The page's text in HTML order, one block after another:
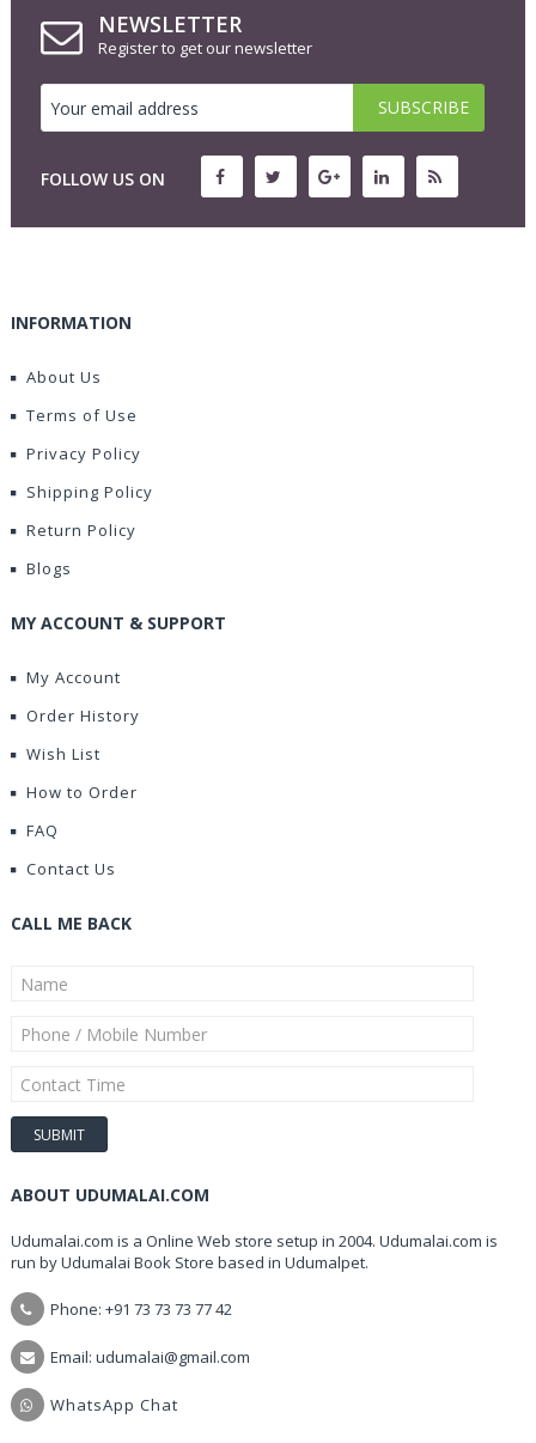
NEWSLETTER
Register to get our newsletter
FOLLOW US ON
INFORMATION
About Us
Terms of Use
Privacy Policy
Shipping Policy
Return Policy
Blogs
MY ACCOUNT & SUPPORT
My Account
Order History
Wish List
How to Order
FAQ
Contact Us
CALL ME BACK
ABOUT UDUMALAI.COM
Udumalai.com is a Online Web store setup in 2004. Udumalai.com is
run by Udumalai Book Store based in Udumalpet.
Phone: +91 73 73 73 77 42
Email: udumalai@gmail.com
WhatsApp Chat